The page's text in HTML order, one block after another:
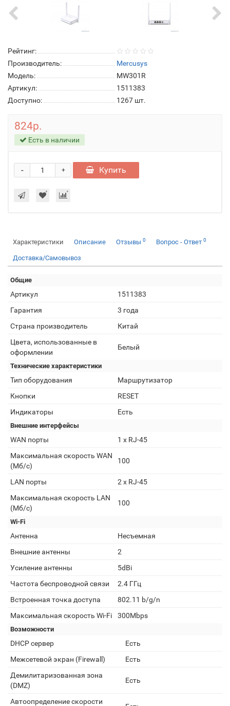
Рейтинг:
Производитель:
Mercusys
Модель:
MW301R
Артикул:
1511383
Доступно:
1267 шт.
824р.
Есть в наличии
+
- Купить
Характеристики Описание Отзывы 0 Вопрос - Ответ 0
Доставка/Самовывоз
Общие
Артикул
1511383
Гарантия
3 года
Страна производитель
Китай
Цвета, использованные в
оформлении
Белый
Технические характеристики
Тип оборудования
Маршрутизатор
Кнопки
RESET
Индикаторы
Есть
Внешние интерфейсы
WAN порты
1 х RJ-45
Максимальная скорость WAN
(Мб/с)
100
LAN порты
2 х RJ-45
Максимальная скорость LAN
(Мб/с)
100
Wi-Fi
Антенна
Несъемная
Внешние антенны
2
Усиление антенны
5dBi
Частота беспроводной связи
2.4 ГГц
Встроенная точка доступа
802.11 b/g/n
Максимальная скорость Wi-Fi
300Mbps
Возможности
DHCP сервер
Есть
Межсетевой экран (Firewall)
Есть
Демилитаризованная зона
(DMZ)
Есть
Автоопределение скорости